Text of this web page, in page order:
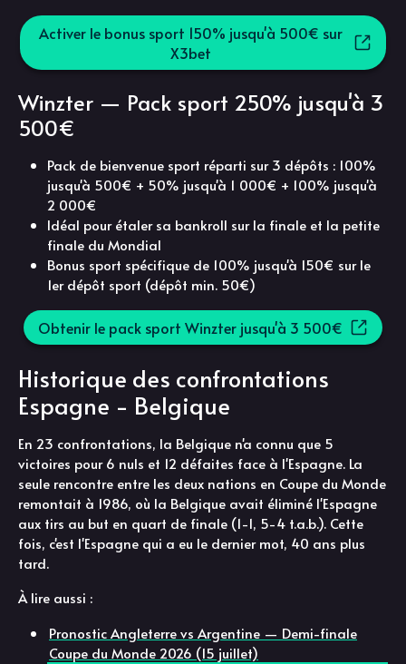
Activer le bonus sport 150% jusqu'à 500€ sur
X3bet
Winzter — Pack sport 250% jusqu'à 3
500€
Pack de bienvenue sport réparti sur 3 dépôts : 100%
jusqu'à 500€ + 50% jusqu'à 1 000€ + 100% jusqu'à
2 000€
Idéal pour étaler sa bankroll sur la finale et la petite
finale du Mondial
Bonus sport spécifique de 100% jusqu'à 150€ sur le
1er dépôt sport (dépôt min. 50€)
Obtenir le pack sport Winzter jusqu'à 3 500€
Historique des confrontations
Espagne - Belgique
En 23 confrontations, la Belgique n'a connu que 5
victoires pour 6 nuls et 12 défaites face à l'Espagne. La
seule rencontre entre les deux nations en Coupe du Monde
remontait à 1986, où la Belgique avait éliminé l'Espagne
aux tirs au but en quart de finale (1-1, 5-4 t.a.b.). Cette
fois, c'est l'Espagne qui a eu le dernier mot, 40 ans plus
tard.
À lire aussi :
Pronostic Angleterre vs Argentine — Demi-finale
Coupe du Monde 2026 (15 juillet)